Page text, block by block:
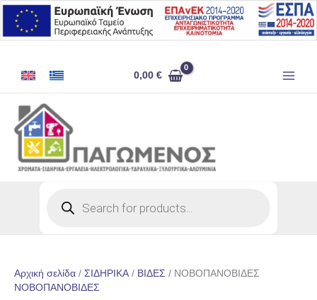
Μετάβαση
στο
περιεχόμενο
0,00€
Αρχική σελίδα / ΣΙΔΗΡΙΚΑ/ ΒΙΔΕΣ / ΝΟΒΟΠΑΝΟΒΙΔΕΣ
ΝΟΒΟΠΑΝΟΒΙΔΕΣ